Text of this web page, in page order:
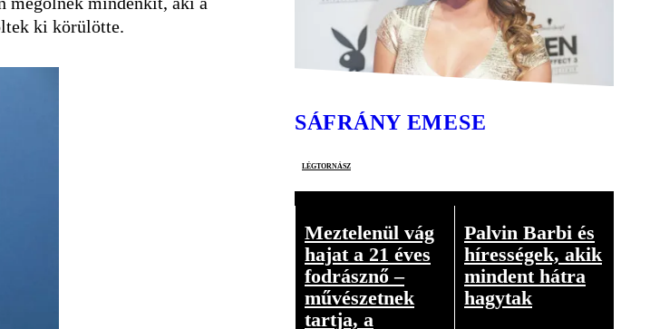
ki körülötte.
SÁFRÁNY EMESE
légtornász
Meztelenül vág
hajat a 21 éves
fodrásznő –
művészetnek
tartja, a
Palvin Barbi és
hírességek, akik
mindent hátra
hagytak